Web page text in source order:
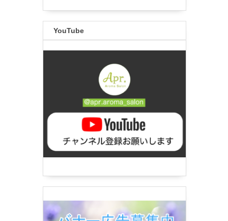
YouTube